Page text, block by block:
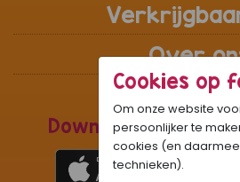
Over
Download de
Cookies op
Om onze website
persoonlijker te
cookies (en
technieken).